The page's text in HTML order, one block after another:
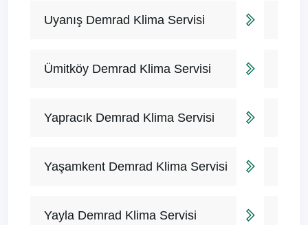
Uyanış Demrad Klima Servisi
Ümitköy Demrad Klima Servisi
Yapracık Demrad Klima Servisi
Yaşamkent Demrad Klima Servisi
Yayla Demrad Klima Servisi